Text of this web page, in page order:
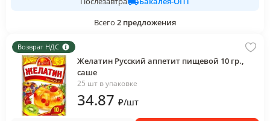
Всего 2 предложения
Возврат НДС
Желатин Русский аппетит пищевой 10 гр.,
саше
25 шт в упаковке
34.87 ₽/шт